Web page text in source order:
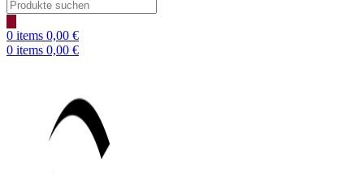
search
0 items 0,00 €
0 items 0,00 €